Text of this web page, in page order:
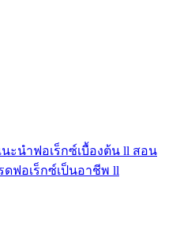
นะนำฟอเร็กซ์เบื้องต้น ll สอน
ดฟอเร็กซ์เป็นอาชีพ ll